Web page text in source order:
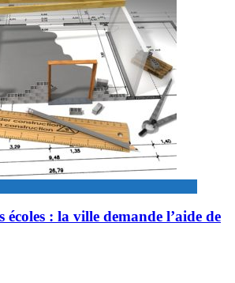
: la ville demande l’aide de